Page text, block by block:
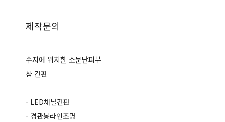
제작문의
수지에 위치한 소문난피부
샵 간판
- LED채널간판
- 경관봉라인조명